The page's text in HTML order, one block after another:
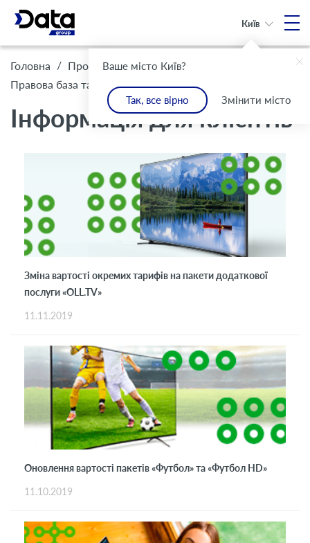
Ваше місто Київ?
Так, все вірно Змінити місто
Київ
Головна / Про Компанію /
Правова база та комплаєнс / Інформація для клієнтів
Інформація для клієнтів
Зміна вартості окремих тарифів на пакети додаткової
послуги «OLL.TV»
11.11.2019
Оновлення вартості пакетів «Футбол» та «Футбол HD»
11.10.2019